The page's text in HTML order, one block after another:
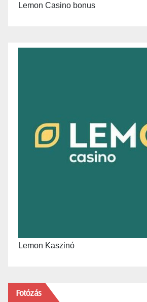
Lemon Casino bonus
Lemon Kaszinó
Fotózás